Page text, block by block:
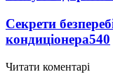
Секрети
кондиціонера540
Читати коментарі